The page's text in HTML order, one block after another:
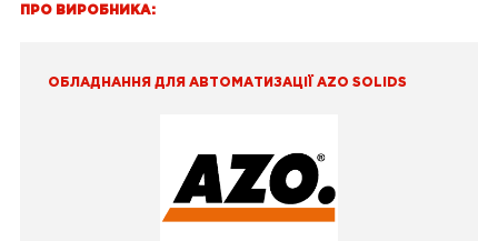
ПРО ВИРОБНИКА:
ОБЛАДНАННЯ ДЛЯ АВТОМАТИЗАЦІЇ AZO SOLIDS